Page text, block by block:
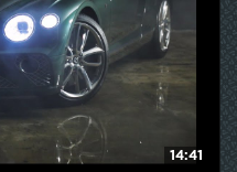
14:41